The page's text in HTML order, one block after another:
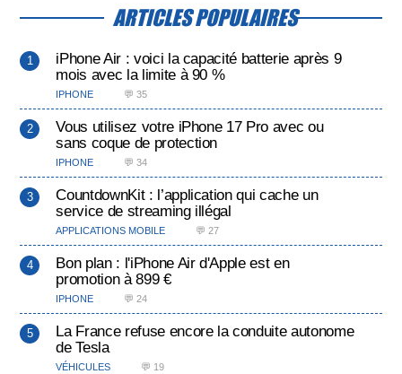
ARTICLES POPULAIRES
iPhone Air : voici la capacité batterie après 9
mois avec la limite à 90 %
IPHONE 💬 35
Vous utilisez votre iPhone 17 Pro avec ou
sans coque de protection
IPHONE 💬 34
CountdownKit : l’application qui cache un
service de streaming illégal
APPLICATIONS MOBILE 💬 27
Bon plan : l'iPhone Air d'Apple est en
promotion à 899 €
IPHONE 💬 24
La France refuse encore la conduite autonome
de Tesla
VÉHICULES 💬 19